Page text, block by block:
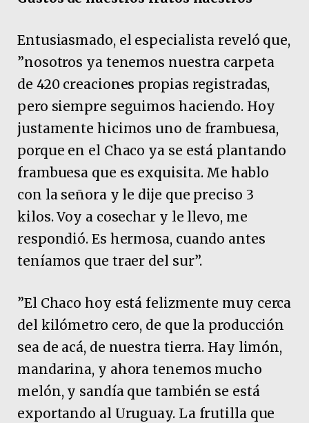
Entusiasmado, el especialista reveló que,
”nosotros ya tenemos nuestra carpeta
de 420 creaciones propias registradas,
pero siempre seguimos haciendo. Hoy
justamente hicimos uno de frambuesa,
porque en el Chaco ya se está plantando
frambuesa que es exquisita. Me hablo
con la señora y le dije que preciso 3
kilos. Voy a cosechar y le llevo, me
respondió. Es hermosa, cuando antes
teníamos que traer del sur”.
”El Chaco hoy está felizmente muy cerca
del kilómetro cero, de que la producción
sea de acá, de nuestra tierra. Hay limón,
mandarina, y ahora tenemos mucho
melón, y sandía que también se está
exportando al Uruguay. La frutilla que